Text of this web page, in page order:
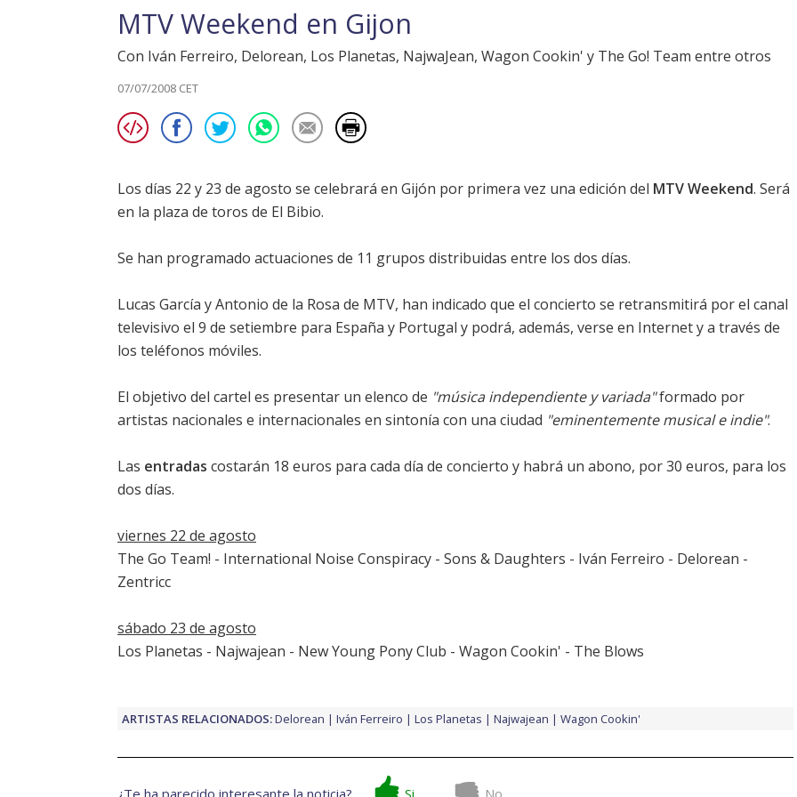
MTV Weekend en Gijon
Con Iván Ferreiro, Delorean, Los Planetas, NajwaJean, Wagon Cookin' y The Go! Team entre otros
07/07/2008 CET
Los días 22 y 23 de agosto se celebrará en Gijón por primera vez una edición del MTV Weekend. Será
en la plaza de toros de El Bibio.
Se han programado actuaciones de 11 grupos distribuidas entre los dos días.
Lucas García y Antonio de la Rosa de MTV, han indicado que el concierto se retransmitirá por el canal
televisivo el 9 de setiembre para España y Portugal y podrá, además, verse en Internet y a través de
los teléfonos móviles.
El objetivo del cartel es presentar un elenco de "música independiente y variada"formado por
artistas nacionales e internacionales en sintonía con una ciudad "eminentemente musical e indie".
Las entradas costarán 18 euros para cada día de concierto y habrá un abono, por 30 euros, para los
dos días.
viernes 22 de agosto
The Go Team! - International Noise Conspiracy - Sons & Daughters - Iván Ferreiro - Delorean -
Zentricc
sábado 23 de agosto
Los Planetas - Najwajean - New Young Pony Club - Wagon Cookin' - The Blows
ARTISTAS RELACIONADOS:Delorean Iván Ferreiro Los Planetas Najwajean Wagon Cookin'